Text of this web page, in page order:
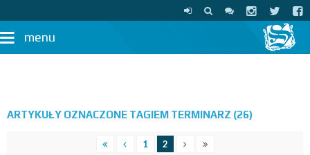
menu
ARTYKUŁY OZNACZONE TAGIEM TERMINARZ (26)
1 2